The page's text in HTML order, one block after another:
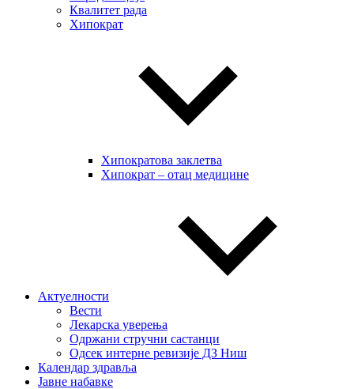
Квалитет рада
Хипократ
Хипократова заклетва
Хипократ – отац медицине
Актуелности
Вести
Лекарска уверења
Одржани стручни састанци
Одсек интерне ревизије ДЗ Ниш
Календар здравља
Јавне набавке